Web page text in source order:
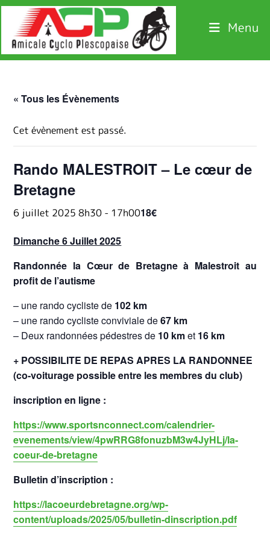
Menu
« Tous les Évènements
Cet évènement est passé.
Rando MALESTROIT – Le cœur de
Bretagne
6 juillet 2025 8h30 - 17h0018€
Dimanche 6 Juillet 2025
Randonnée la Cœur de Bretagne à Malestroit au
profit de l’autisme
– une rando cycliste de 102 km
– une rando cycliste conviviale de67 km
– Deux randonnées pédestres de 10 kmet 16 km
+ POSSIBILITE DE REPAS APRES LA RANDONNEE
(co-voiturage possible entre les membres du club)
inscription en ligne :
https://www.sportsnconnect.com/calendrier-
evenements/view/4pwRRG8fonuzbM3w4JyHLj/la-
coeur-de-bretagne
Bulletin d’inscription :
https://lacoeurdebretagne.org/wp-
content/uploads/2025/05/bulletin-dinscription.pdf